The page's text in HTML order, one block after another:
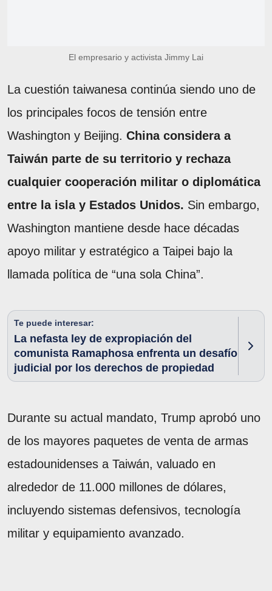
El empresario y activista Jimmy Lai
La cuestión taiwanesa continúa siendo uno de
los principales focos de tensión entre
Washington y Beijing. China considera a
Taiwán parte de su territorio y rechaza
cualquier cooperación militar o diplomática
entre la isla y Estados Unidos. Sin embargo,
Washington mantiene desde hace décadas
apoyo militar y estratégico a Taipei bajo la
llamada política de “una sola China”.
Te puede interesar:
La nefasta ley de expropiación del
comunista Ramaphosa enfrenta un desafío
judicial por los derechos de propiedad
Durante su actual mandato, Trump aprobó uno
de los mayores paquetes de venta de armas
estadounidenses a Taiwán, valuado en
alrededor de 11.000 millones de dólares,
incluyendo sistemas defensivos, tecnología
militar y equipamiento avanzado.